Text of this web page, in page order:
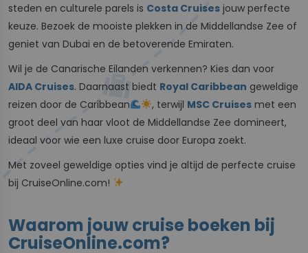
steden en culturele parels is Costa Cruises jouw perfecte
keuze. Bezoek de mooiste plekken in de Middellandse Zee of
geniet van Dubai en de betoverende Emiraten.
Wil je de Canarische Eilanden verkennen? Kies dan voor
AIDA Cruises. Daarnaast biedt Royal Caribbean geweldige
reizen door de Caribbean
, terwijl MSC Cruises met een
groot deel van haar vloot de Middellandse Zee domineert,
ideaal voor wie een luxe cruise door Europa zoekt.
Met zoveel geweldige opties vind je altijd de perfecte cruise
bij CruiseOnline.com!
Waarom jouw cruise boeken bij
CruiseOnline.com?